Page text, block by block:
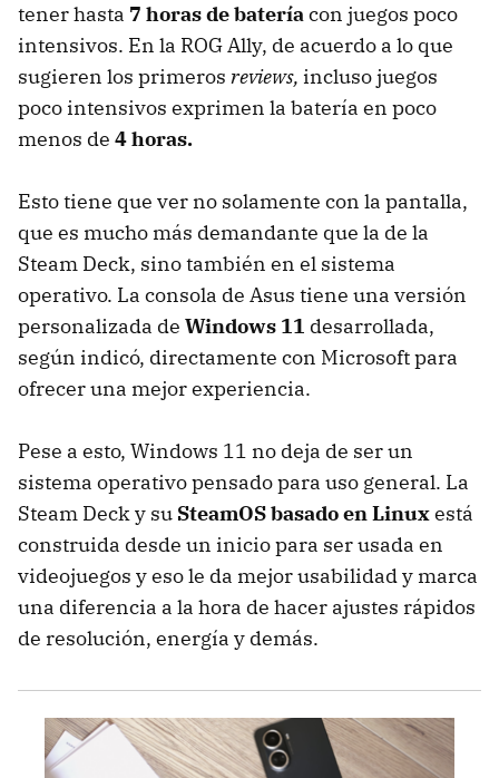
tener hasta 7 horas de bateríacon juegos poco
intensivos. En la ROG Ally, de acuerdo a lo que
sugieren los primeros reviews, incluso juegos
poco intensivos exprimen la batería en poco
menos de 4 horas.
Esto tiene que ver no solamente con la pantalla,
que es mucho más demandante que la de la
Steam Deck, sino también en el sistema
operativo. La consola de Asus tiene una versión
personalizada de Windows 11 desarrollada,
según indicó, directamente con Microsoft para
ofrecer una mejor experiencia.
Pese a esto, Windows 11 no deja de ser un
sistema operativo pensado para uso general. La
Steam Deck y su SteamOS basado en Linuxestá
construida desde un inicio para ser usada en
videojuegos y eso le da mejor usabilidad y marca
una diferencia a la hora de hacer ajustes rápidos
de resolución, energía y demás.